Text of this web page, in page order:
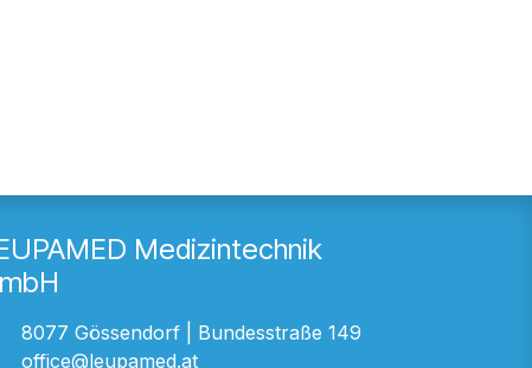
Medizintechnik
8077 Gössendorf | Bundesstraße 149
office@leupamed.at